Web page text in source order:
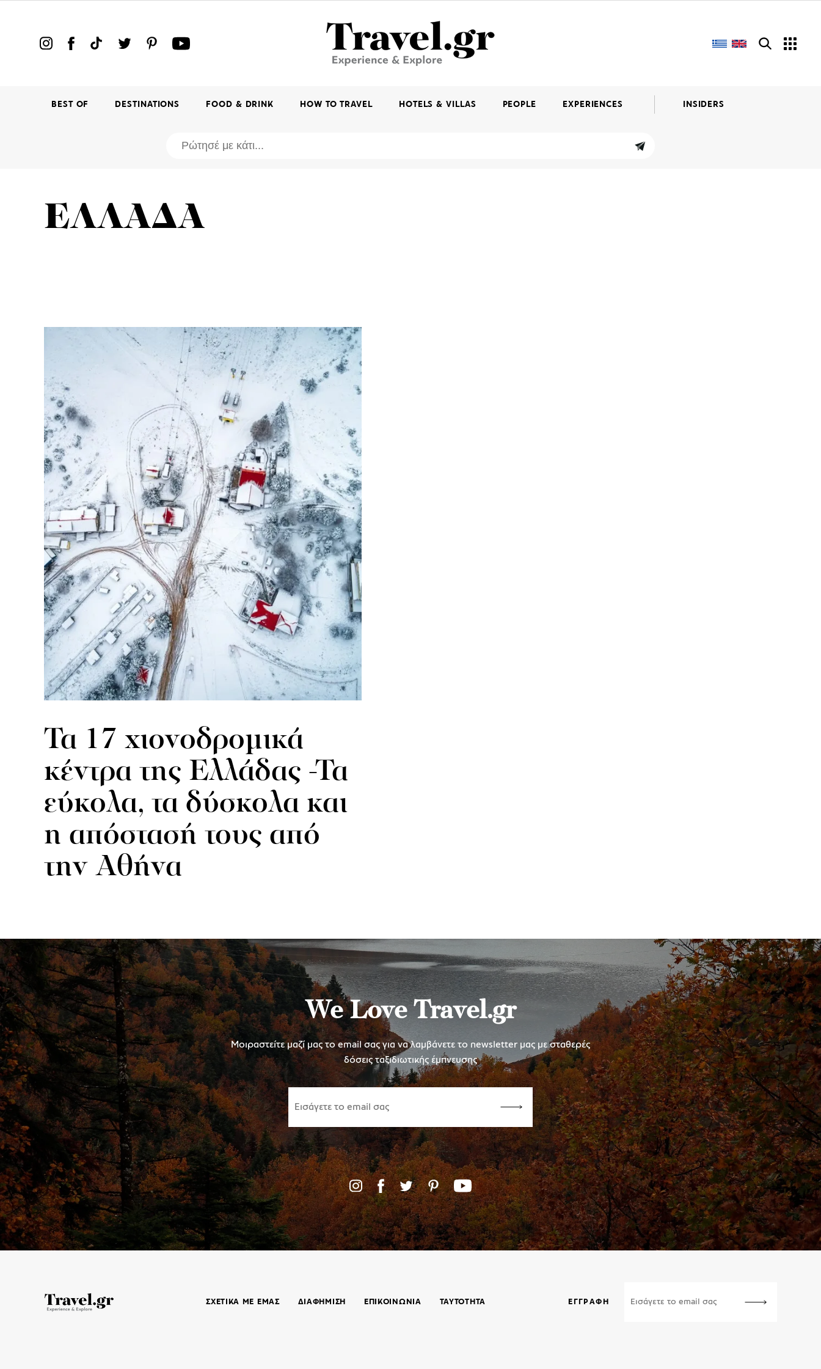
BEST OF DESTINATIONS FOOD & DRINK HOW TO TRAVEL HOTELS & VILLAS PEOPLE EXPERIENCES INSIDERS
ΕΛΛΑΔΑ
Τα 17 χιονοδρομικά
κέντρα της Ελλάδας -Τα
εύκολα, τα δύσκολα και
η απόστασή τους από
την Αθήνα
We Love Travel.gr
Μοιραστείτε μαζί μας το email σας για να λαμβάνετε το newsletter μας με σταθερές
δόσεις ταξιδιωτικής έμπνευσης
ΣΧΕΤΙΚΑ ΜΕ ΕΜΑΣ ΔΙΑΦΗΜΙΣΗ ΕΠΙΚΟΙΝΩΝΊΑ ΤΑΥΤΟΤΗΤΑ ΕΓΓΡΑΦΉ